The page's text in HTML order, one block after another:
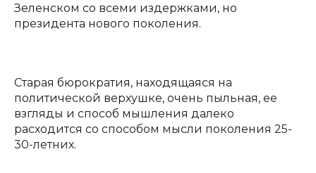
Зеленском со всеми издержками, но
президента нового поколения.
Старая бюрократия, находящаяся на
политической верхушке, очень пыльная, ее
взгляды и способ мышления далеко
расходится со способом мысли поколения 25-
30-летних.